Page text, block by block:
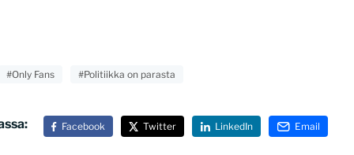
#Only Fans #Politiikka on parasta
Facebook Twitter LinkedIn Email